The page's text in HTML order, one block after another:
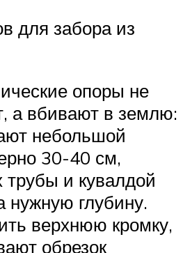
для забора из
опоры не
а вбивают в землю:
небольшой
30-40 см,
трубы и кувалдой
нужную глубину.
верхнюю кромку,
обрезок